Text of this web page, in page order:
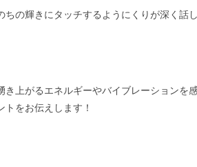
ちの輝きにタッチするようにくりが深く話
き上がるエネルギーやバイブレーションを
をお伝えします！